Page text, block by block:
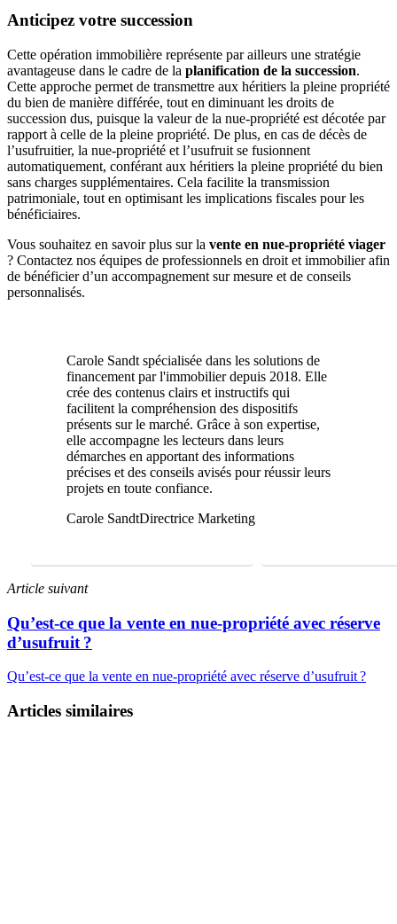
Anticipez votre succession
Cette opération immobilière représente par ailleurs une stratégie
avantageuse dans le cadre de la planification de la succession.
Cette approche permet de transmettre aux héritiers la pleine propriété
du bien de manière différée, tout en diminuant les droits de
succession dus, puisque la valeur de la nue-propriété est décotée par
rapport à celle de la pleine propriété. De plus, en cas de décès de
l’usufruitier, la nue-propriété et l’usufruit se fusionnent
automatiquement, conférant aux héritiers la pleine propriété du bien
sans charges supplémentaires. Cela facilite la transmission
patrimoniale, tout en optimisant les implications fiscales pour les
bénéficiaires.
Vous souhaitez en savoir plus sur la vente en nue-propriété viager
? Contactez nos équipes de professionnels en droit et immobilier afin
de bénéficier d’un accompagnement sur mesure et de conseils
personnalisés.
Carole Sandt spécialisée dans les solutions de
financement par l'immobilier depuis 2018. Elle
crée des contenus clairs et instructifs qui
facilitent la compréhension des dispositifs
présents sur le marché. Grâce à son expertise,
elle accompagne les lecteurs dans leurs
démarches en apportant des informations
précises et des conseils avisés pour réussir leurs
projets en toute confiance.
Carole SandtDirectrice Marketing
Article suivant
Qu’est-ce que la vente en nue-propriété avec réserve
d’usufruit ?
Qu’est-ce que la vente en nue-propriété avec réserve d’usufruit ?
Articles similaires